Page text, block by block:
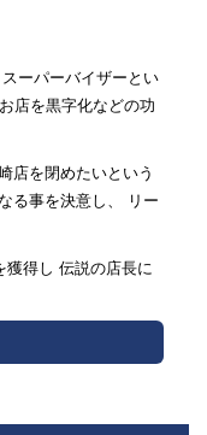
ーパーバイザーとい
店を黒字化などの功
店を閉めたいという
る事を決意し、 リー
獲得し 伝説の店長に